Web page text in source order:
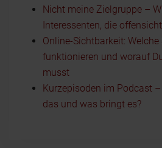
Nicht meine Zielgruppe –
Interessenten, die
Online-Sichtbarkeit:
funktionieren und worauf
musst
Kurzepisoden im Podcast
das und was bringt es?